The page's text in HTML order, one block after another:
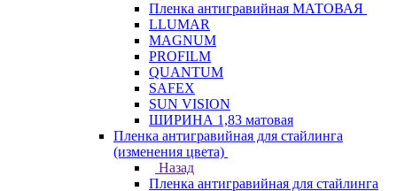
Пленка антигравийная МАТОВАЯ
LLUMAR
MAGNUM
PROFILM
QUANTUM
SAFEX
SUN VISION
ШИРИНА 1,83 матовая
Пленка антигравийная для стайлинга
(изменения цвета)
Назад
Пленка антигравийная для стайлинга